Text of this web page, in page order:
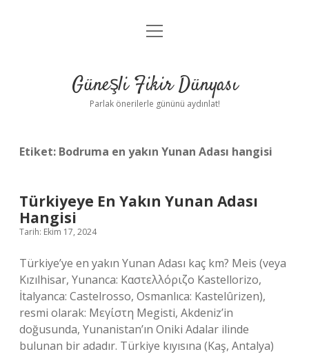
Anasayfa
Yasal Uyarı
menüyü
Güneşli Fikir Dünyası
Parlak önerilerle gününü aydınlat!
Etiket: Bodruma en yakın Yunan Adası hangisi
Türkiyeye En Yakın Yunan Adası
Hangisi
Tarih: Ekim 17, 2024
Türkiye’ye en yakın Yunan Adası kaç km? Meis (veya
Kızılhisar, Yunanca: Καστελλόριζο Kastellorizo,
İtalyanca: Castelrosso, Osmanlıca: Kastelûrizen),
resmi olarak: Μεγίστη Megisti, Akdeniz’in
doğusunda, Yunanistan’ın Oniki Adalar ilinde
bulunan bir adadır. Türkiye kıyısına (Kaş, Antalya)